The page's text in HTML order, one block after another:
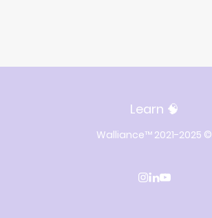
Learn 🧠
Walliance™ 2021-2025 ©